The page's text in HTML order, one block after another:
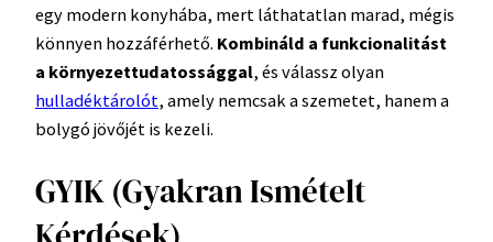
egy modern konyhába, mert láthatatlan marad, mégis
könnyen hozzáférhető. Kombináld a funkcionalitást
a környezettudatossággal, és válassz olyan
hulladéktárolót, amely nemcsak a szemetet, hanem a
bolygó jövőjét is kezeli.
GYIK (Gyakran Ismételt